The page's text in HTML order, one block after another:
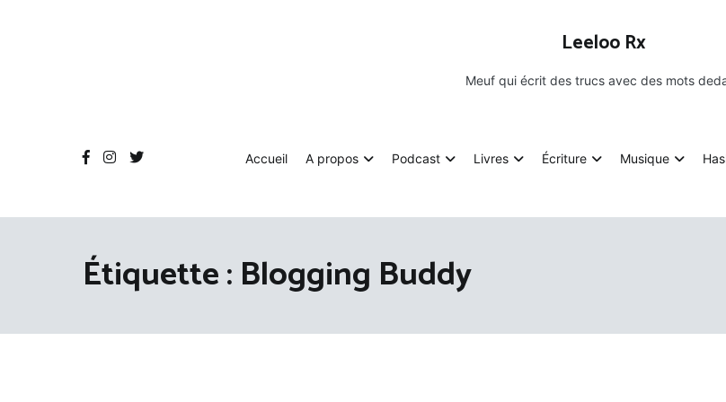
Leeloo Rx
Meuf qui écrit des trucs avec des mots
Accueil A propos Podcast Livres Écriture Musique
Étiquette : Blogging Buddy